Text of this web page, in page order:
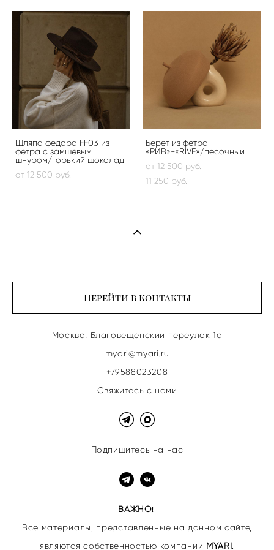
Шляпа федора FF03 из
фетра с замшевым
шнуром/горький шоколад
от 12 500 pуб.
Берет из фетра
«РИВ»-«RIVE»/песочный
от 12 500 pуб.
11 250 pуб.
Перейти в контакты
Москва, Благовещенский переулок 1а
myari@myari.ru
+79588023208
Свяжитесь с нами
Подпишитесь на нас
ВАЖНО!
Все материалы, представленные на данном сайте,
являются собственностью компании MYARI